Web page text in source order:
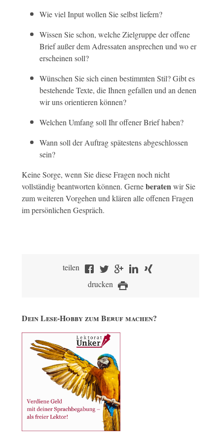
Wie viel Input wollen Sie selbst liefern?
Wissen Sie schon, welche Zielgruppe der offene
Brief außer dem Adressaten ansprechen und wo er
erscheinen soll?
Wünschen Sie sich einen bestimmten Stil? Gibt es
bestehende Texte, die Ihnen gefallen und an denen
wir uns orientieren können?
Welchen Umfang soll Ihr offener Brief haben?
Wann soll der Auftrag spätestens abgeschlossen
sein?
Keine Sorge, wenn Sie diese Fragen noch nicht
vollständig beantworten können. Gerneberaten wir Sie
zum weiteren Vorgehen und klären alle offenen Fragen
im persönlichen Gespräch.
teilen
drucken
Dein Lese-Hobby zum Beruf machen?